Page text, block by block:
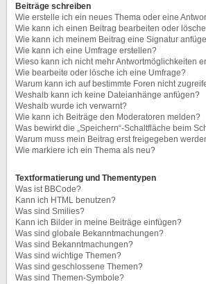
Beiträge schreiben
Wie erstelle ich ein neues Thema oder eine
Wie kann ich einen Beitrag bearbeiten oder
Wie kann ich meinem Beitrag eine Signatur
Wie kann ich eine Umfrage erstellen?
Wieso kann ich nicht mehr Antwortmöglichkeiten
Wie bearbeite oder lösche ich eine Umfrage?
Warum kann ich auf bestimmte Foren nicht
Weshalb kann ich keine Dateianhänge anfügen?
Weshalb wurde ich verwarnt?
Wie kann ich Beiträge den Moderatoren melden?
Was bewirkt die „Speichern“-Schaltfläche beim
Warum muss mein Beitrag erst freigegeben
Wie markiere ich ein Thema als neu?
Textformatierung und Thementypen
Was ist BBCode?
Kann ich HTML benutzen?
Was sind Smilies?
Kann ich Bilder in meine Beiträge einfügen?
Was sind globale Bekanntmachungen?
Was sind Bekanntmachungen?
Was sind wichtige Themen?
Was sind geschlossene Themen?
Was sind Themen-Symbole?